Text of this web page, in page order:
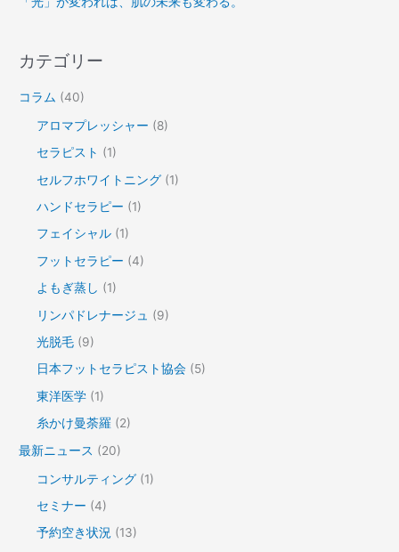
カテゴリー
コラム (40)
アロマプレッシャー (8)
セラピスト (1)
セルフホワイトニング (1)
ハンドセラピー (1)
フェイシャル (1)
フットセラピー (4)
よもぎ蒸し (1)
リンパドレナージュ (9)
光脱毛 (9)
日本フットセラピスト協会 (5)
東洋医学 (1)
糸かけ曼荼羅 (2)
最新ニュース (20)
コンサルティング (1)
セミナー (4)
予約空き状況 (13)